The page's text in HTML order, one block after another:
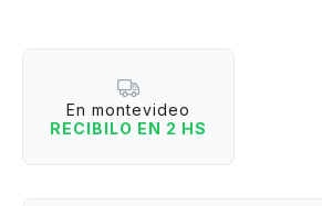
En montevideo
RECIBILO EN 2 HS